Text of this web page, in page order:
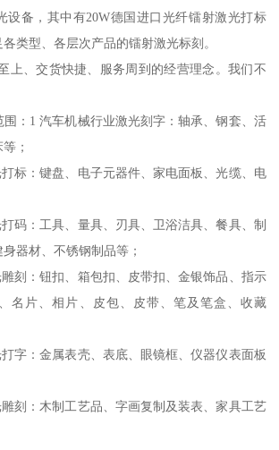
设备，其中有20W德国进口光纤镭射激光打标
类型、各层次产品的镭射激光标刻。
、交货快捷、服务周到的经营理念。我们不
：1 汽车机械行业激光刻字：轴承、钢套、活
；
标：键盘、电子元器件、家电面板、光缆、电
码：工具、量具、刃具、卫浴洁具、餐具、制
器材、不锈钢制品等；
刻：钮扣、箱包扣、皮带扣、金银饰品、指示
名片、相片、皮包、皮带、笔及笔盒、收藏
字：金属表壳、表底、眼镜框、仪器仪表面板
刻：木制工艺品、字画复制及装表、家具工艺